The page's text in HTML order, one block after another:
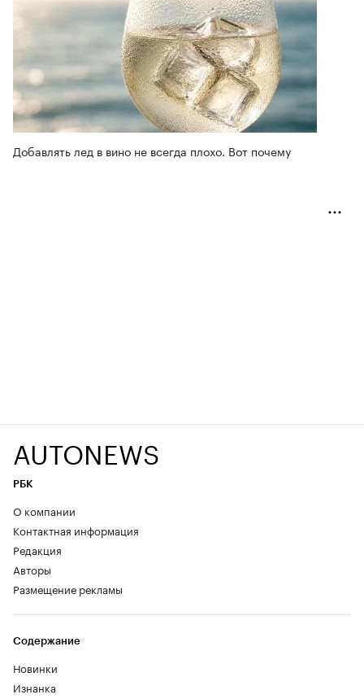
Добавлять лед в вино не всегда плохо. Вот почему
AUTONEWS
РБК
О компании
Контактная информация
Редакция
Авторы
Размещение рекламы
Содержание
Новинки
Изнанка